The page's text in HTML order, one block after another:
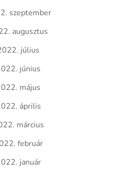
szeptember
augusztus
július
június
május
április
március
február
január